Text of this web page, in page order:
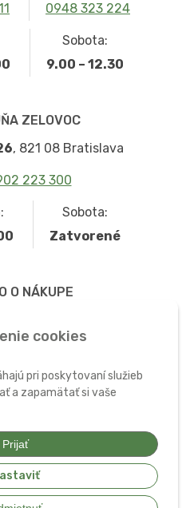
cookies
pri poskytovaní služieb
a zapamätať si vaše
Prijať
0948 323 224
Sobota:
9.00 – 12.30
ZELOVOC
, 821 08 Bratislava
223 300
Sobota:
Zatvorené
O NÁKUPE
údajov
a doplnky • tvorba eshopu cez